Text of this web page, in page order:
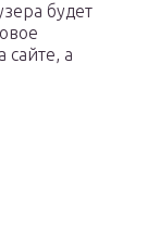
будет
сайте, а